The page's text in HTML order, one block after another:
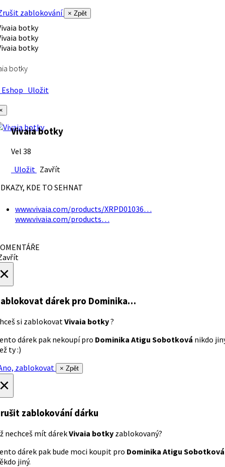
zablokování
× Zpět
botky
Uložit
Vivaia botky
Vel 38
Uložit Zavřít
KDE TO SEHNAT
www.vivaia.com/products/XRPD01036…
www.vivaia.com/products…
dárek pro Dominika…
si zablokovatVivaia botky?
dárek pak nekoupí pro Dominika Atigu Sobotková nikdo
ty :)
zablokovat
× Zpět
zablokování dárku
nechceš mít dárekVivaia botky zablokovaný?
dárek pak bude moci koupit pro Dominika Atigu Sobotková
jiný.